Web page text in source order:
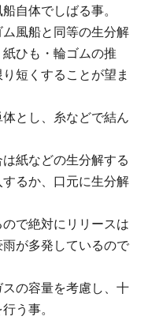
自体でしばる事。
風船と同等の生分解
ひも・輪ゴムの推
短くすることが望ま
とし、糸などで結ん
紙などの生分解する
るか、口元に生分解
で絶対にリリースは
が多発しているので
の容量を考慮し、十
う事。